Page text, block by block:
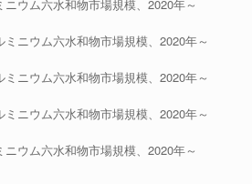
ウム六水和物市場規模、2020年～
ニウム六水和物市場規模、2020年～
ニウム六水和物市場規模、2020年～
ニウム六水和物市場規模、2020年～
ウム六水和物市場規模、2020年～